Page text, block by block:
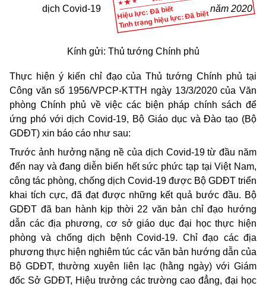
Hiệu lực: Đã biết
Tình trạng hiệu lực: Đã biết
dịch Covid-19
năm 2020
Kính gửi: Thủ tướng Chính phủ
Thực hiện ý kiến chỉ đạo của Thủ tướng Chính phủ tại
Công văn số 1956/VPCP-KTTH ngày 13/3/2020 của Văn
phòng Chính phủ về việc các biện pháp chính sách để
ứng phó với dịch Covid-19, Bộ Giáo dục và Đào tạo (Bộ
GDĐT) xin báo cáo như sau:
Trước ảnh hưởng nặng nề của dịch Covid-19 từ đầu năm
đến nay và đang diễn biến hết sức phức tạp tại Việt Nam,
công tác phòng, chống dịch Covid-19 được Bộ GDĐT triển
khai tích cực, đã đạt được những kết quả bước đầu. Bộ
GDĐT đã ban hành kịp thời 22 văn bản chỉ đạo hướng
dẫn các địa phương, cơ sở giáo dục đại học thực hiện
phòng và chống dịch bệnh Covid-19. Chỉ đạo các địa
phương thực hiện nghiêm túc các văn bản hướng dẫn của
Bộ GDĐT, thường xuyên liên lạc (hằng ngày) với Giám
đốc Sở GDĐT, Hiệu trưởng các trường cao đẳng, đại học